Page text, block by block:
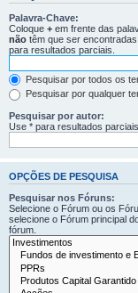
Palavra-Chave:
Coloque + em frente das
não têm que ser
para resultados parciais.
Pesquisar por todos os
Pesquisar por qualquer
Pesquisar por autor:
Use * para resultados parciais
OPÇÕES DE PESQUISA
Pesquisar nos Fóruns:
Selecione o Fórum ou os
selecione o Fórum principal
fórum.